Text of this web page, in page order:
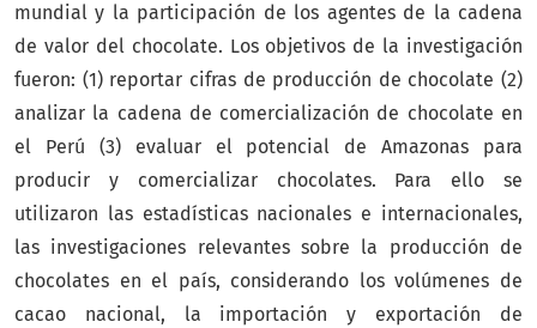
mundial y la participación de los agentes de la cadena
de valor del chocolate. Los objetivos de la investigación
fueron: (1) reportar cifras de producción de chocolate (2)
analizar la cadena de comercialización de chocolate en
el Perú (3) evaluar el potencial de Amazonas para
producir y comercializar chocolates. Para ello se
utilizaron las estadísticas nacionales e internacionales,
las investigaciones relevantes sobre la producción de
chocolates en el país, considerando los volúmenes de
cacao nacional, la importación y exportación de